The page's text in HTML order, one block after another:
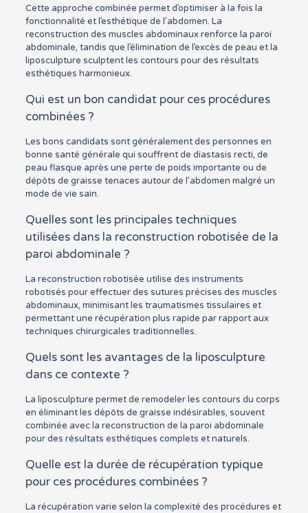
Cette approche combinée permet d’optimiser à la fois la
fonctionnalité et l’esthétique de l’abdomen. La
reconstruction des muscles abdominaux renforce la paroi
abdominale, tandis que l’élimination de l’excès de peau et la
liposculpture sculptent les contours pour des résultats
esthétiques harmonieux.
Qui est un bon candidat pour ces procédures
combinées ?
Les bons candidats sont généralement des personnes en
bonne santé générale qui souffrent de diastasis recti, de
peau flasque après une perte de poids importante ou de
dépôts de graisse tenaces autour de l’abdomen malgré un
mode de vie sain.
Quelles sont les principales techniques
utilisées dans la reconstruction robotisée de la
paroi abdominale ?
La reconstruction robotisée utilise des instruments
robotisés pour effectuer des sutures précises des muscles
abdominaux, minimisant les traumatismes tissulaires et
permettant une récupération plus rapide par rapport aux
techniques chirurgicales traditionnelles.
Quels sont les avantages de la liposculpture
dans ce contexte ?
La liposculpture permet de remodeler les contours du corps
en éliminant les dépôts de graisse indésirables, souvent
combinée avec la reconstruction de la paroi abdominale
pour des résultats esthétiques complets et naturels.
Quelle est la durée de récupération typique
pour ces procédures combinées ?
La récupération varie selon la complexité des procédures et